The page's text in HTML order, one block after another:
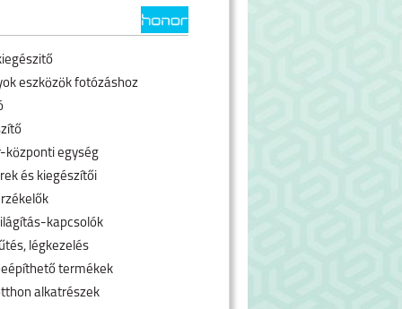
eszközök fotózáshoz
központi egység
és kiegészítői
kapcsolók
légkezelés
termékek
alkatrészek